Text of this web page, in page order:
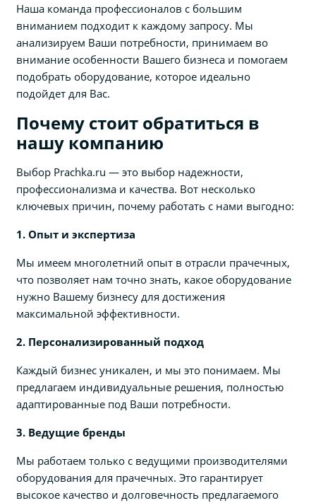
Наша команда профессионалов с большим
вниманием подходит к каждому запросу. Мы
анализируем Ваши потребности, принимаем во
внимание особенности Вашего бизнеса и помогаем
подобрать оборудование, которое идеально
подойдет для Вас.
Почему стоит обратиться в
нашу компанию
Выбор Prachka.ru — это выбор надежности,
профессионализма и качества. Вот несколько
ключевых причин, почему работать с нами выгодно:
1. Опыт и экспертиза
Мы имеем многолетний опыт в отрасли прачечных,
что позволяет нам точно знать, какое оборудование
нужно Вашему бизнесу для достижения
максимальной эффективности.
2. Персонализированный подход
Каждый бизнес уникален, и мы это понимаем. Мы
предлагаем индивидуальные решения, полностью
адаптированные под Ваши потребности.
3. Ведущие бренды
Мы работаем только с ведущими производителями
оборудования для прачечных. Это гарантирует
высокое качество и долговечность предлагаемого